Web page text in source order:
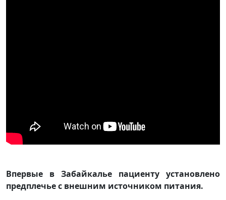
Впервые в Забайкалье пациенту установлено
предплечье с внешним источником питания.